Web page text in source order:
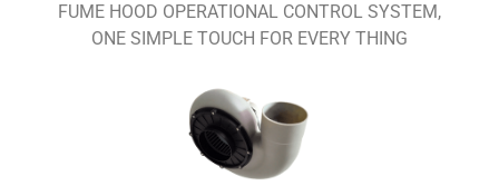
FUME HOOD OPERATIONAL CONTROL SYSTEM,
ONE SIMPLE TOUCH FOR EVERY THING